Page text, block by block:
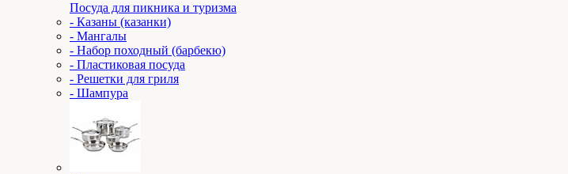
Посуда для пикника и туризма
- Казаны (казанки)
- Мангалы
- Набор походный (барбекю)
- Пластиковая посуда
- Решетки для гриля
- Шампура